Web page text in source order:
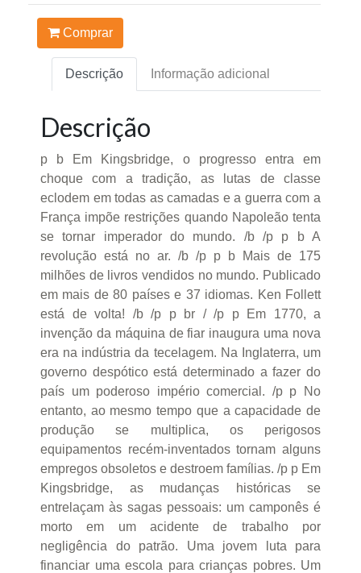
Comprar
Descrição Informação adicional
Descrição
p b Em Kingsbridge, o progresso entra em
choque com a tradição, as lutas de classe
eclodem em todas as camadas e a guerra com a
França impõe restrições quando Napoleão tenta
se tornar imperador do mundo. /b /p p b A
revolução está no ar. /b /p p b Mais de 175
milhões de livros vendidos no mundo. Publicado
em mais de 80 países e 37 idiomas. Ken Follett
está de volta! /b /p p br / /p p Em 1770, a
invenção da máquina de fiar inaugura uma nova
era na indústria da tecelagem. Na Inglaterra, um
governo despótico está determinado a fazer do
país um poderoso império comercial. /p p No
entanto, ao mesmo tempo que a capacidade de
produção se multiplica, os perigosos
equipamentos recém-inventados tornam alguns
empregos obsoletos e destroem famílias. /p p Em
Kingsbridge, as mudanças históricas se
entrelaçam às sagas pessoais: um camponês é
morto em um acidente de trabalho por
negligência do patrão. Uma jovem luta para
financiar uma escola para crianças pobres. Um